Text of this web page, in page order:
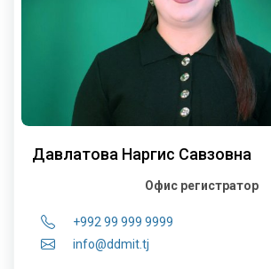
Давлатова Наргис Савзовна
Офис регистратор
+992 99 999 9999
info@ddmit.tj